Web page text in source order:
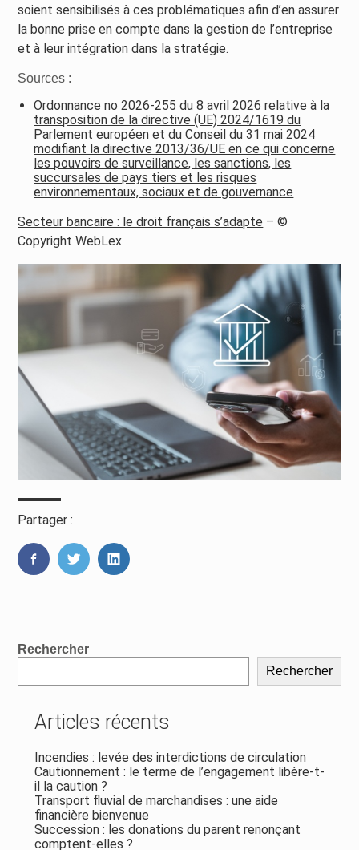
soient sensibilisés à ces problématiques afin d’en assurer
la bonne prise en compte dans la gestion de l’entreprise
et à leur intégration dans la stratégie.
Sources :
Ordonnance no 2026-255 du 8 avril 2026 relative à la
transposition de la directive (UE) 2024/1619 du
Parlement européen et du Conseil du 31 mai 2024
modifiant la directive 2013/36/UE en ce qui concerne
les pouvoirs de surveillance, les sanctions, les
succursales de pays tiers et les risques
environnementaux, sociaux et de gouvernance
Secteur bancaire : le droit français s’adapte – ©
Copyright WebLex
Partager :
FaceBookTwitterLinkedIn
Blog
Rechercher
Rechercher
Articles récents
Incendies : levée des interdictions de circulation
Cautionnement : le terme de l’engagement libère-t-
il la caution ?
Transport fluvial de marchandises : une aide
financière bienvenue
Succession : les donations du parent renonçant
comptent-elles ?